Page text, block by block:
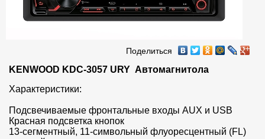
Поделиться
KENWOOD KDC-3057 URY  Автомагнитола
Характеристики:
Подсвечиваемые фронтальные входы AUX и USB
Красная подсветка кнопок
13-сегментный, 11-символьный флуоресцентный (FL)